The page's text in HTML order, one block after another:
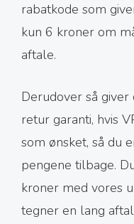
rabatkode som
kun 6 kroner om
aftale.
Derudover så
retur garanti, hvis
som ønsket, så du
pengene tilbage.
kroner med vores
tegner en lang